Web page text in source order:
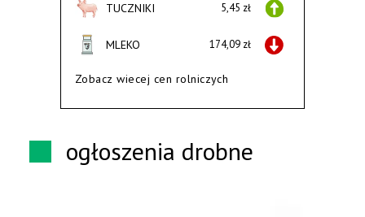
TUCZNIKI 5,45 zł
MLEKO 174,09 zł
Zobacz wiecej cen rolniczych
ogłoszenia drobne